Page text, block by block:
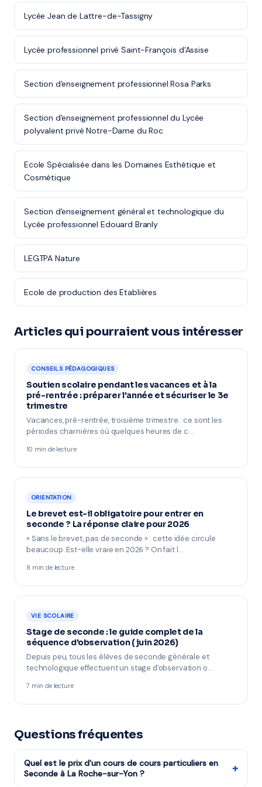
Lycée Jean de Lattre-de-Tassigny
Lycée professionnel privé Saint-François d'Assise
Section d'enseignement professionnel Rosa Parks
Section d'enseignement professionnel du Lycée
polyvalent privé Notre-Dame du Roc
Ecole Spécialisée dans les Domaines Esthétique et
Cosmétique
Section d'enseignement général et technologique du
Lycée professionnel Edouard Branly
LEGTPA Nature
Ecole de production des Etablières
Articles qui pourraient vous intéresser
CONSEILS PÉDAGOGIQUES
Soutien scolaire pendant les vacances et à la
pré-rentrée : préparer l'année et sécuriser le 3e
trimestre
Vacances, pré-rentrée, troisième trimestre : ce sont les
périodes charnières où quelques heures de c…
10 min de lecture
ORIENTATION
Le brevet est-il obligatoire pour entrer en
seconde ? La réponse claire pour 2026
« Sans le brevet, pas de seconde » : cette idée circule
beaucoup. Est-elle vraie en 2026 ? On fait l…
8 min de lecture
VIE SCOLAIRE
Stage de seconde : le guide complet de la
séquence d'observation (juin 2026)
Depuis peu, tous les élèves de seconde générale et
technologique effectuent un stage d'observation o…
7 min de lecture
Questions fréquentes
Quel est le prix d'un cours de cours particuliers en
Seconde à La Roche-sur-Yon ?
+